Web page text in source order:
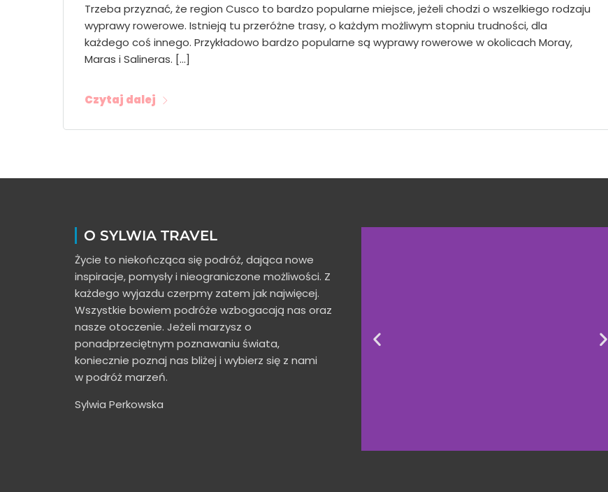
Trzeba przyznać, że region Cusco to bardzo popularne miejsce, jeżeli chodzi o wszelkiego rodzaju
wyprawy rowerowe. Istnieją tu przeróżne trasy, o każdym możliwym stopniu trudności, dla
każdego coś innego. Przykładowo bardzo popularne są wyprawy rowerowe w okolicach Moray,
Maras i Salineras. […]
Czytaj dalej
O SYLWIA TRAVEL
Życie to niekończąca się podróż, dająca nowe
inspiracje, pomysły i nieograniczone możliwości. Z
każdego wyjazdu czerpmy zatem jak najwięcej.
Wszystkie bowiem podróże wzbogacają nas oraz
nasze otoczenie. Jeżeli marzysz o
ponadprzeciętnym poznawaniu świata,
koniecznie poznaj nas bliżej i wybierz się z nami
w podróż marzeń.
Sylwia Perkowska